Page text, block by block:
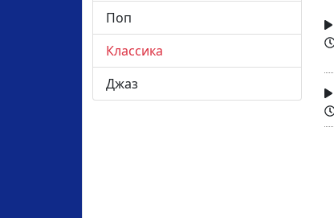
Поп
Классика
Джаз